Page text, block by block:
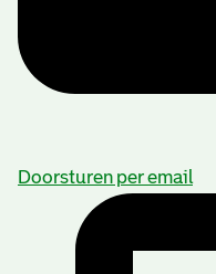
Doorsturen per email